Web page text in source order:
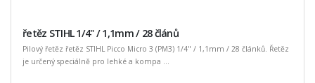
řetěz STIHL 1/4" / 1,1mm / 28 článů
Pilový řetěz řetěz STIHL Picco Micro 3 (PM3) 1/4" / 1,1mm / 28 článků. Řetěz
je určený speciálně pro lehké a kompa ...